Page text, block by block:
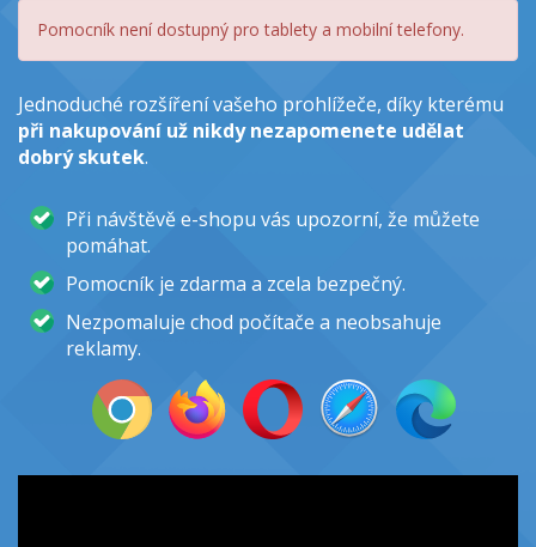
Pomocník není dostupný pro tablety a mobilní telefony.
Jednoduché rozšíření vašeho prohlížeče, díky kterému
při nakupování už nikdy nezapomenete udělat
dobrý skutek.
Při návštěvě e-shopu vás upozorní, že můžete
pomáhat.
Pomocník je zdarma a zcela bezpečný.
Nezpomaluje chod počítače a neobsahuje
reklamy.